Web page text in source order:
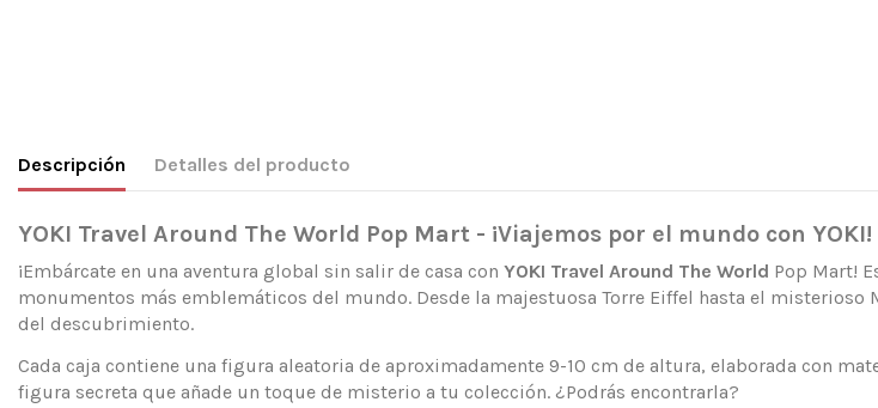
Descripción Detalles del producto
YOKI Travel Around The World Pop Mart - ¡Viajemos por el mundo con YOKI!
¡Embárcate en una aventura global sin salir de casa con YOKI Travel Around The World Pop Mart!
monumentos más emblemáticos del mundo. Desde la majestuosa Torre Eiffel hasta el
del descubrimiento.
Cada caja contiene una figura aleatoria de aproximadamente 9-10 cm de altura, elaborada con
figura secreta que añade un toque de misterio a tu colección. ¿Podrás encontrarla?